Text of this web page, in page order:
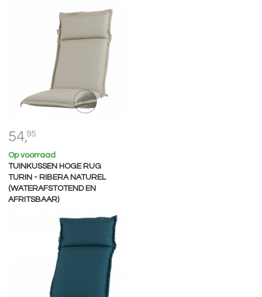
54,95
Op voorraad
TUINKUSSEN HOGE RUG
TURIN - RIBERA NATUREL
(WATERAFSTOTEND EN
AFRITSBAAR)